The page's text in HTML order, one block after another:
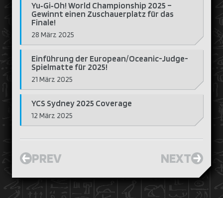
Yu‑Gi‑Oh! World Championship 2025 –
Gewinnt einen Zuschauerplatz für das
Finale!
28 März 2025
Einführung der European/Oceanic-Judge-
Spielmatte für 2025!
21 März 2025
YCS Sydney 2025 Coverage
12 März 2025
PREV NEXT